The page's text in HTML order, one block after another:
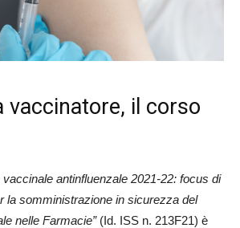
vaccinatore, il corso
vaccinale antinfluenzale 2021-22: focus di
la somministrazione in sicurezza del
nelle Farmacie”(Id. ISS n. 213F21) è